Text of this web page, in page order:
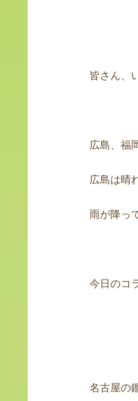
皆さん、
広島、福
広島は晴
雨が降っ
今日のコ
名古屋の